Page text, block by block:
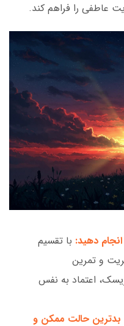
عاطفی را فراهم کند.
دهید: با تقسیم
و تمرین
اعتماد به نفس
بدترین حالت ممکن و